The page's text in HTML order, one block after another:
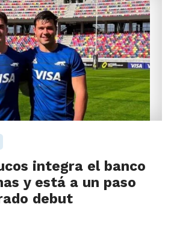
integra el banco
y está a un paso
debut